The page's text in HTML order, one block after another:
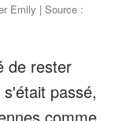
Emily | Source :
de rester
passé,